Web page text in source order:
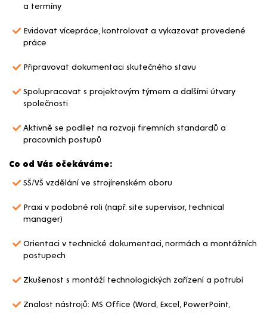
a termíny
Evidovat vícepráce, kontrolovat a vykazovat provedené
práce
Připravovat dokumentaci skutečného stavu
Spolupracovat s projektovým týmem a dalšími útvary
společnosti
Aktivně se podílet na rozvoji firemních standardů a
pracovních postupů
Co od Vás očekáváme:
SŠ/VŠ vzdělání ve strojírenském oboru
Praxi v podobné roli (např. site supervisor, technical
manager)
Orientaci v technické dokumentaci, normách a montážních
postupech
Zkušenost s montáží technologických zařízení a potrubí
Znalost nástrojů: MS Office (Word, Excel, PowerPoint,